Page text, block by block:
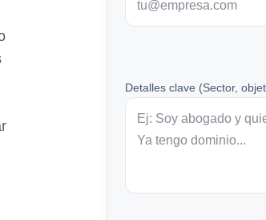
Detalles clave (Sector,